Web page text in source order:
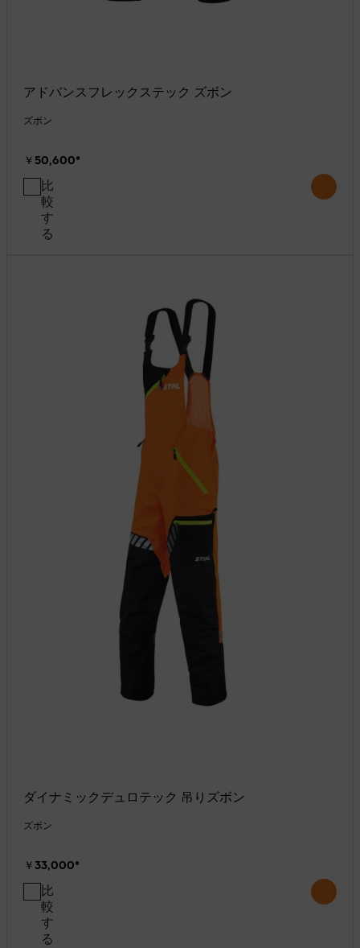
アドバンスフレックステック ズボン
ズボン
￥50,600*
比
較
す
る
ダイナミックデュロテック 吊りズボン
ズボン
￥33,000*
比
較
す
る